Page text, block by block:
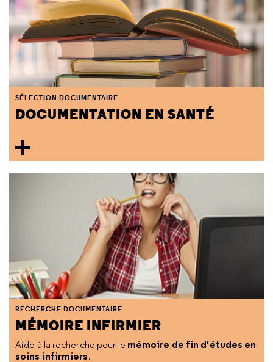
DOCUMENTATION EN SANTÉ
SÉLECTION DOCUMENTAIRE
MÉMOIRE INFIRMIER
RECHERCHE DOCUMENTAIRE
Aide à la recherche pour le mémoire de fin d'études en
soins infirmiers.